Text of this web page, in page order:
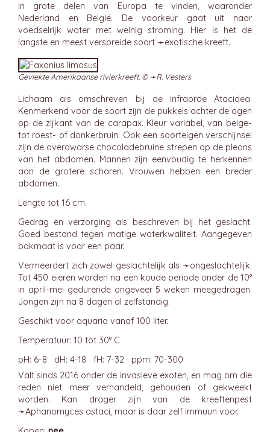
in grote delen van Europa te vinden, waaronder
Nederland en België. De voorkeur gaat uit naar
voedselrijk water met weinig stroming. Hier is het de
langste en meest verspreide soort ➛exotische kreeft.
Gevlekte Amerikaanse rivierkreeft. © ➛R. Vesters
Lichaam als omschreven bij de infraorde Atacidea.
Kenmerkend voor de soort zijn de pukkels achter de ogen
op de zijkant van de carapax. Kleur variabel, van beige-
tot roest- of donkerbruin. Ook een soorteigen verschijnsel
zijn de overdwarse chocoladebruine strepen op de pleons
van het abdomen. Mannen zijn eenvoudig te herkennen
aan de grotere scharen. Vrouwen hebben een breder
abdomen.
Lengte tot 16 cm.
Gedrag en verzorging als beschreven bij het geslacht.
Goed bestand tegen matige waterkwaliteit. Aangegeven
bakmaat is voor een paar.
Vermeerdert zich zowel geslachtelijk als ➛ongeslachtelijk.
Tot 450 eieren worden na een koude periode onder de 10°
in april-mei gedurende ongeveer 5 weken meegedragen.
Jongen zijn na 8 dagen al zelfstandig.
Geschikt voor aquaria vanaf 100 liter.
Temperatuur: 10 tot 30° C
pH: 6-8 dH: 4-18 fH: 7-32 ppm: 70-300
Valt sinds 2016 onder de invasieve exoten, en mag om die
reden niet meer verhandeld, gehouden of gekweekt
worden. Kan drager zijn van de kreeftenpest
➛Aphanomyces astaci, maar is daar zelf immuun voor.